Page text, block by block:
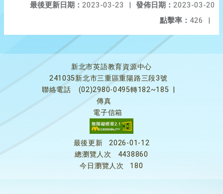
發佈日期： 2023-03-20
最後更新日期： 2023-03-23
|
點擊率： 426 |
新北市英語教育資源中心
241035新北市三重區重陽路三段3號
聯絡電話
(02)2980-0495轉182~185
傳真
電子信箱
最後更新
2026-01-12
總瀏覽人次
4438860
今日瀏覽人次
180